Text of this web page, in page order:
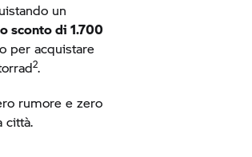
un
sconto di 1.700
per acquistare
2.
rumore e zero
città.